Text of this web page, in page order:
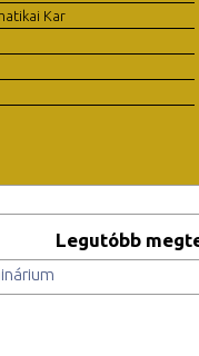
Kar
Legutóbb